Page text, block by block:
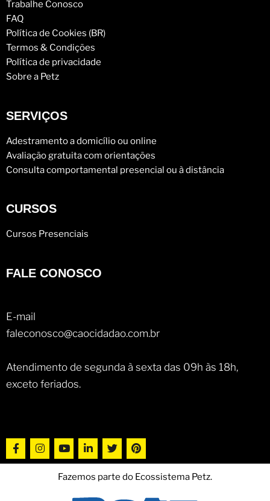
Trabalhe Conosco
FAQ
Política de Cookies (BR)
Termos & Condições
Política de privacidade
Sobre a Petz
SERVIÇOS
Adestramento a domicílio ou online
Avaliação gratuita com orientações
Consulta comportamental presencial ou à distância
CURSOS
Cursos Presenciais
FALE CONOSCO
E-mail
faleconosco@caocidadao.com.br
Atendimento de segunda à sexta das 09h às 18h,
exceto feriados.
Fazemos parte do Ecossistema Petz.